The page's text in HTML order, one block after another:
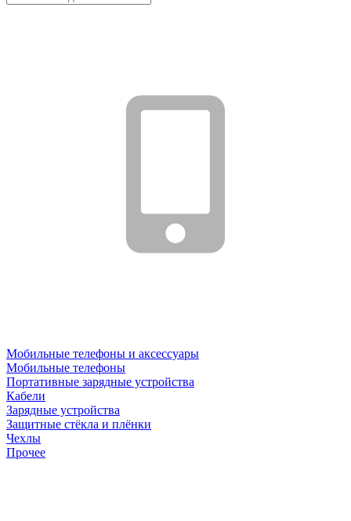
Мобильные телефоны и аксессуары
Мобильные телефоны
Портативные зарядные устройства
Кабели
Зарядные устройства
Защитные стёкла и плёнки
Чехлы
Прочее